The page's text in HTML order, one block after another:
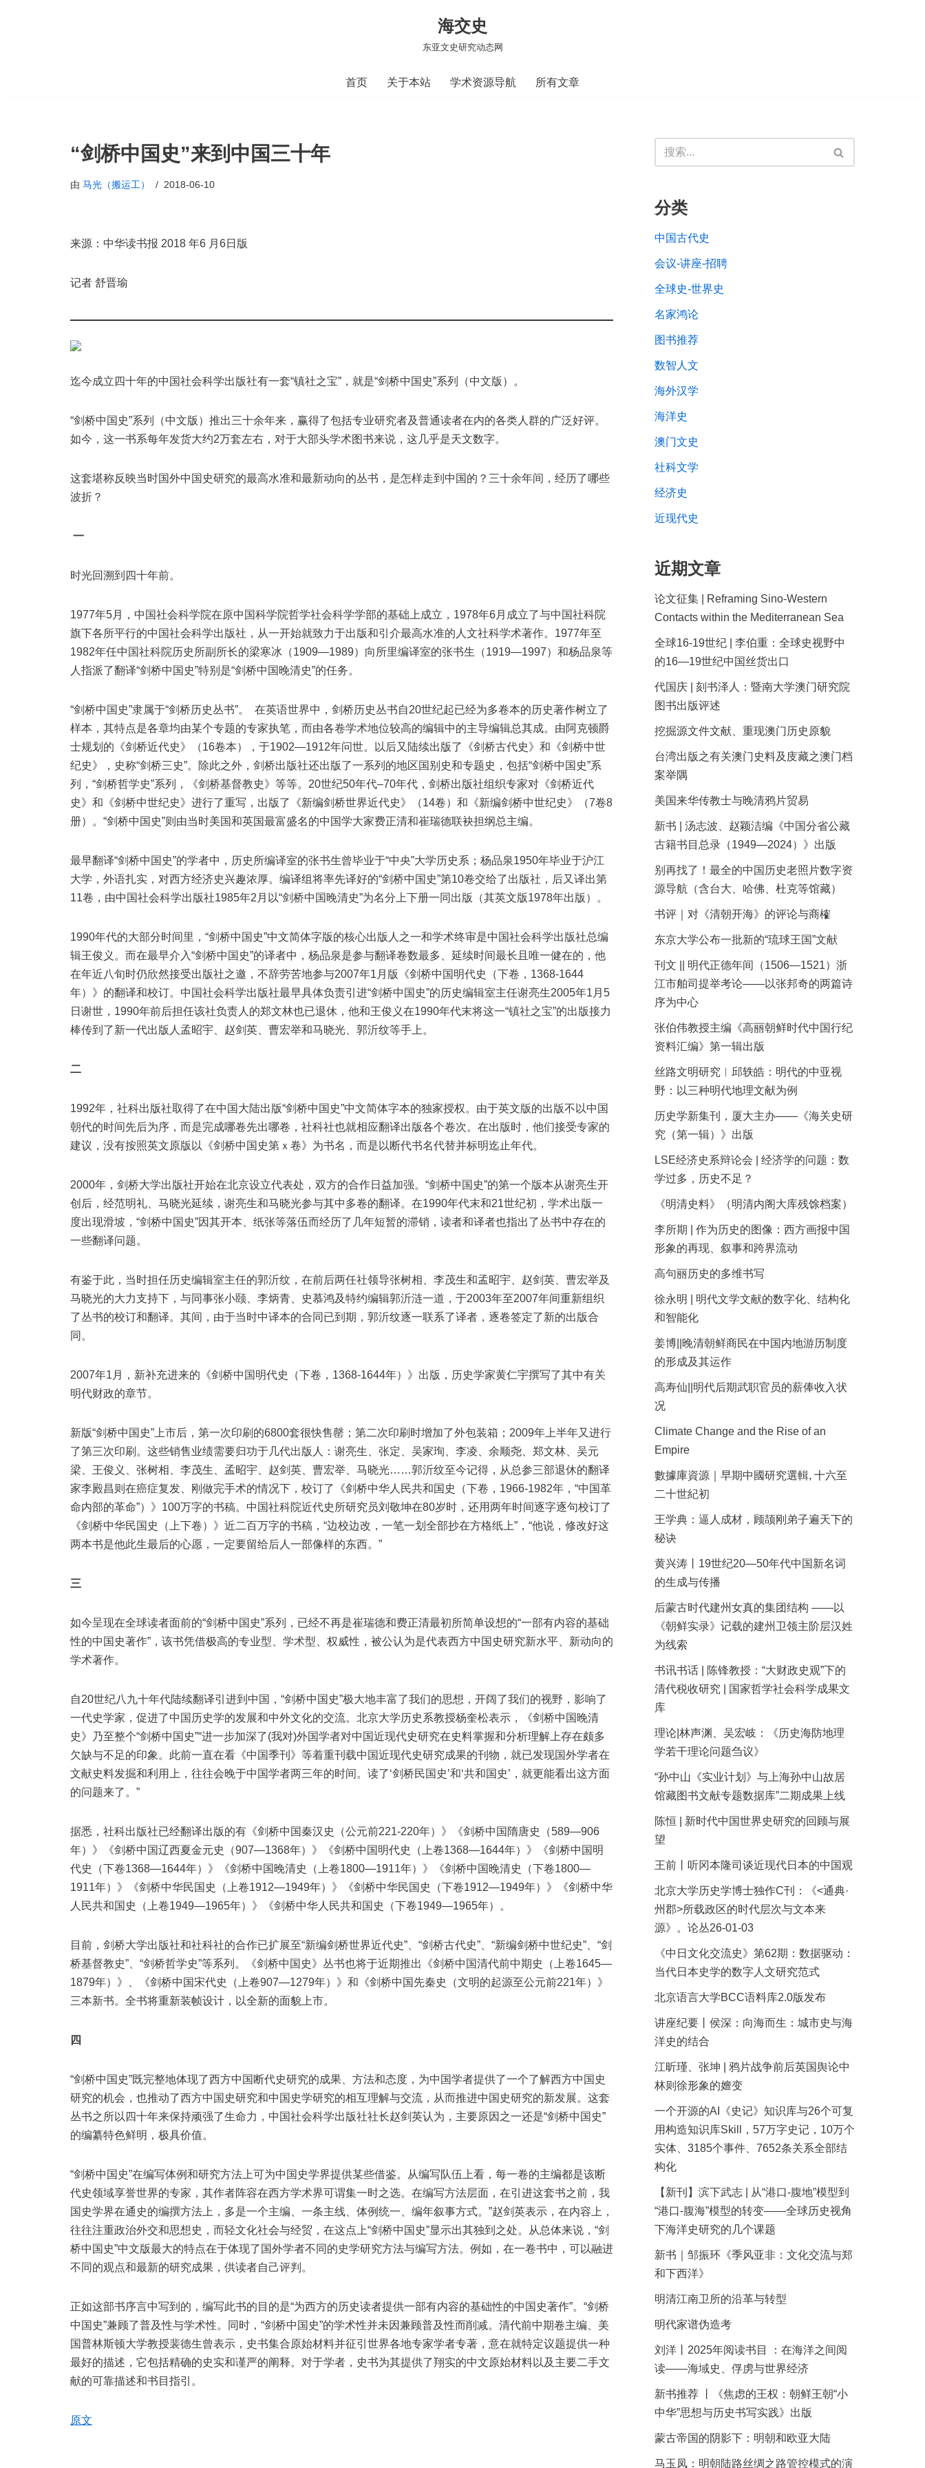
海交史
东亚文史研究动态网
首页 关于本站 学术资源导航 所有文章
“剑桥中国史”来到中国三十年
由 马光（搬运工） 2018-06-10
来源：中华读书报 2018 年6 月6日版
记者 舒晋瑜
迄今成立四十年的中国社会科学出版社有一套“镇社之宝”，就是“剑桥中国史”系列（中文版）。
“剑桥中国史”系列（中文版）推出三十余年来，赢得了包括专业研究者及普通读者在内的各类人群的广泛好评。
如今，这一书系每年发货大约2万套左右，对于大部头学术图书来说，这几乎是天文数字。
这套堪称反映当时国外中国史研究的最高水准和最新动向的丛书，是怎样走到中国的？三十余年间，经历了哪些
波折？
一
时光回溯到四十年前。
1977年5月，中国社会科学院在原中国科学院哲学社会科学学部的基础上成立，1978年6月成立了与中国社科院
旗下各所平行的中国社会科学出版社，从一开始就致力于出版和引介最高水准的人文社科学术著作。1977年至
1982年任中国社科院历史所副所长的梁寒冰（1909―1989）向所里编译室的张书生（1919―1997）和杨品泉等
人指派了翻译“剑桥中国史”特别是“剑桥中国晚清史”的任务。
“剑桥中国史”隶属于“剑桥历史丛书”。 在英语世界中，剑桥历史丛书自20世纪起已经为多卷本的历史著作树立了
样本，其特点是各章均由某个专题的专家执笔，而由各卷学术地位较高的编辑中的主导编辑总其成。由阿克顿爵
士规划的《剑桥近代史》（16卷本），于1902—1912年问世。以后又陆续出版了《剑桥古代史》和《剑桥中世
纪史》，史称“剑桥三史”。除此之外，剑桥出版社还出版了一系列的地区国别史和专题史，包括“剑桥中国史”系
列，“剑桥哲学史”系列，《剑桥基督教史》等等。20世纪50年代–70年代，剑桥出版社组织专家对《剑桥近代
史》和《剑桥中世纪史》进行了重写，出版了《新编剑桥世界近代史》（14卷）和《新编剑桥中世纪史》（7卷8
册）。“剑桥中国史”则由当时美国和英国最富盛名的中国学大家费正清和崔瑞德联袂担纲总主编。
最早翻译“剑桥中国史”的学者中，历史所编译室的张书生曾毕业于“中央”大学历史系；杨品泉1950年毕业于沪江
大学，外语扎实，对西方经济史兴趣浓厚。编译组将率先译好的“剑桥中国史”第10卷交给了出版社，后又译出第
11卷，由中国社会科学出版社1985年2月以“剑桥中国晚清史”为名分上下册一同出版（其英文版1978年出版）。
1990年代的大部分时间里，“剑桥中国史”中文简体字版的核心出版人之一和学术终审是中国社会科学出版社总编
辑王俊义。而在最早介入“剑桥中国史”的译者中，杨品泉是参与翻译卷数最多、延续时间最长且唯一健在的，他
在年近八旬时仍欣然接受出版社之邀，不辞劳苦地参与2007年1月版《剑桥中国明代史（下卷，1368-1644
年）》的翻译和校订。中国社会科学出版社最早具体负责引进“剑桥中国史”的历史编辑室主任谢亮生2005年1月5
日谢世，1990年前后担任该社负责人的郑文林也已退休，他和王俊义在1990年代末将这一“镇社之宝”的出版接力
棒传到了新一代出版人孟昭宇、赵剑英、曹宏举和马晓光、郭沂纹等手上。
二
1992年，社科出版社取得了在中国大陆出版“剑桥中国史”中文简体字本的独家授权。由于英文版的出版不以中国
朝代的时间先后为序，而是完成哪卷先出哪卷，社科社也就相应翻译出版各个卷次。在出版时，他们接受专家的
建议，没有按照英文原版以《剑桥中国史第ｘ卷》为书名，而是以断代书名代替并标明迄止年代。
2000年，剑桥大学出版社开始在北京设立代表处，双方的合作日益加强。“剑桥中国史”的第一个版本从谢亮生开
创后，经范明礼、马晓光延续，谢亮生和马晓光参与其中多卷的翻译。在1990年代末和21世纪初，学术出版一
度出现滑坡，“剑桥中国史”因其开本、纸张等落伍而经历了几年短暂的滞销，读者和译者也指出了丛书中存在的
一些翻译问题。
有鉴于此，当时担任历史编辑室主任的郭沂纹，在前后两任社领导张树相、李茂生和孟昭宇、赵剑英、曹宏举及
马晓光的大力支持下，与同事张小颐、李炳青、史慕鸿及特约编辑郭沂涟一道，于2003年至2007年间重新组织
了丛书的校订和翻译。其间，由于当时中译本的合同已到期，郭沂纹逐一联系了译者，逐卷签定了新的出版合
同。
2007年1月，新补充进来的《剑桥中国明代史（下卷，1368-1644年）》出版，历史学家黄仁宇撰写了其中有关
明代财政的章节。
新版“剑桥中国史”上市后，第一次印刷的6800套很快售罄；第二次印刷时增加了外包装箱；2009年上半年又进行
了第三次印刷。这些销售业绩需要归功于几代出版人：谢亮生、张定、吴家珣、李凌、余顺尧、郑文林、吴元
梁、王俊义、张树相、李茂生、孟昭宇、赵剑英、曹宏举、马晓光……郭沂纹至今记得，从总参三部退休的翻译
家李殿昌则在癌症复发、刚做完手术的情况下，校订了《剑桥中华人民共和国史（下卷，1966-1982年，“中国革
命内部的革命”）》100万字的书稿。中国社科院近代史所研究员刘敬坤在80岁时，还用两年时间逐字逐句校订了
《剑桥中华民国史（上下卷）》近二百万字的书稿，“边校边改，一笔一划全部抄在方格纸上”，“他说，修改好这
两本书是他此生最后的心愿，一定要留给后人一部像样的东西。”
三
如今呈现在全球读者面前的“剑桥中国史”系列，已经不再是崔瑞德和费正清最初所简单设想的“一部有内容的基础
性的中国史著作”，该书凭借极高的专业型、学术型、权威性，被公认为是代表西方中国史研究新水平、新动向的
学术著作。
自20世纪八九十年代陆续翻译引进到中国，“剑桥中国史”极大地丰富了我们的思想，开阔了我们的视野，影响了
一代史学家，促进了中国历史学的发展和中外文化的交流。北京大学历史系教授杨奎松表示，《剑桥中国晚清
史》乃至整个“剑桥中国史”“进一步加深了(我对)外国学者对中国近现代史研究在史料掌握和分析理解上存在颇多
欠缺与不足的印象。此前一直在看《中国季刊》等着重刊载中国近现代史研究成果的刊物，就已发现国外学者在
文献史料发掘和利用上，往往会晚于中国学者两三年的时间。读了‘剑桥民国史’和‘共和国史’，就更能看出这方面
的问题来了。”
据悉，社科出版社已经翻译出版的有《剑桥中国秦汉史（公元前221-220年）》《剑桥中国隋唐史（589—906
年）》《剑桥中国辽西夏金元史（907—1368年）》《剑桥中国明代史（上卷1368—1644年）》《剑桥中国明
代史（下卷1368—1644年）》《剑桥中国晚清史（上卷1800—1911年）》《剑桥中国晚清史（下卷1800—
1911年）》《剑桥中华民国史（上卷1912—1949年）》《剑桥中华民国史（下卷1912—1949年）》《剑桥中华
人民共和国史（上卷1949—1965年）》《剑桥中华人民共和国史（下卷1949—1965年）。
目前，剑桥大学出版社和社科社的合作已扩展至“新编剑桥世界近代史”、“剑桥古代史”、“新编剑桥中世纪史”、“剑
桥基督教史”、“剑桥哲学史”等系列。《剑桥中国史》丛书也将于近期推出《剑桥中国清代前中期史（上卷1645—
1879年）》、《剑桥中国宋代史（上卷907—1279年）》和《剑桥中国先秦史（文明的起源至公元前221年）》
三本新书。全书将重新装帧设计，以全新的面貌上市。
四
“剑桥中国史”既完整地体现了西方中国断代史研究的成果、方法和态度，为中国学者提供了一个了解西方中国史
研究的机会，也推动了西方中国史研究和中国史学研究的相互理解与交流，从而推进中国史研究的新发展。这套
丛书之所以四十年来保持顽强了生命力，中国社会科学出版社社长赵剑英认为，主要原因之一还是“剑桥中国史”
的编纂特色鲜明，极具价值。
“剑桥中国史”在编写体例和研究方法上可为中国史学界提供某些借鉴。从编写队伍上看，每一卷的主编都是该断
代史领域享誉世界的专家，其作者阵容在西方学术界可谓集一时之选。在编写方法层面，在引进这套书之前，我
国史学界在通史的编撰方法上，多是一个主编、一条主线、体例统一、编年叙事方式。”赵剑英表示，在内容上，
往往注重政治外交和思想史，而轻文化社会与经贸，在这点上“剑桥中国史”显示出其独到之处。从总体来说，“剑
桥中国史”中文版最大的特点在于体现了国外学者不同的史学研究方法与编写方法。例如，在一卷书中，可以融进
不同的观点和最新的研究成果，供读者自己评判。
正如这部书序言中写到的，编写此书的目的是“为西方的历史读者提供一部有内容的基础性的中国史著作”。“剑桥
中国史”兼顾了普及性与学术性。同时，“剑桥中国史”的学术性并未因兼顾普及性而削减。清代前中期卷主编、美
国普林斯顿大学教授裴德生曾表示，史书集合原始材料并征引世界各地专家学者专著，意在就特定议题提供一种
最好的描述，它包括精确的史实和谨严的阐释。对于学者，史书为其提供了翔实的中文原始材料以及主要二手文
献的可靠描述和书目指引。
原文
分类
中国古代史
会议-讲座-招聘
全球史-世界史
名家鸿论
图书推荐
数智人文
海外汉学
海洋史
澳门文史
社科文学
经济史
近现代史
近期文章
论文征集 | Reframing Sino-Western
Contacts within the Mediterranean Sea
全球16-19世纪 | 李伯重：全球史视野中
的16—19世纪中国丝货出口
代国庆 | 刻书泽人：暨南大学澳门研究院
图书出版评述
挖掘源文件文献、重现澳门历史原貌
台湾出版之有关澳门史料及庋藏之澳门档
案举隅
美国来华传教士与晚清鸦片贸易
新书 | 汤志波、赵颖洁编《中国分省公藏
古籍书目总录（1949—2024）》出版
别再找了！最全的中国历史老照片数字资
源导航（含台大、哈佛、杜克等馆藏）
书评｜对《清朝开海》的评论与商榷
东京大学公布一批新的“琉球王国”文献
刊文 || 明代正德年间（1506—1521）浙
江市舶司提举考论——以张邦奇的两篇诗
序为中心
张伯伟教授主编《高丽朝鲜时代中国行纪
资料汇编》第一辑出版
丝路文明研究︱邱轶皓：明代的中亚视
野：以三种明代地理文献为例
历史学新集刊，厦大主办——《海关史研
究（第一辑）》出版
LSE经济史系辩论会 | 经济学的问题：数
学过多，历史不足？
《明清史料》（明清内阁大库残馀档案）
李所期 | 作为历史的图像：西方画报中国
形象的再现、叙事和跨界流动
高句丽历史的多维书写
徐永明 | 明代文学文献的数字化、结构化
和智能化
姜博||晚清朝鲜商民在中国内地游历制度
的形成及其运作
高寿仙||明代后期武职官员的薪俸收入状
况
Climate Change and the Rise of an
Empire
數據庫資源｜早期中國研究選輯, 十六至
二十世紀初
王学典：逼人成材，顾颉刚弟子遍天下的
秘诀
黄兴涛丨19世纪20—50年代中国新名词
的生成与传播
后蒙古时代建州女真的集团结构 ——以
《朝鲜实录》记载的建州卫领主阶层汉姓
为线索
书讯书话 | 陈锋教授：“大财政史观”下的
清代税收研究 | 国家哲学社会科学成果文
库
理论|林声渊、吴宏岐：《历史海防地理
学若干理论问题刍议》
“孙中山《实业计划》与上海孙中山故居
馆藏图书文献专题数据库”二期成果上线
陈恒 | 新时代中国世界史研究的回顾与展
望
王前丨听冈本隆司谈近现代日本的中国观
北京大学历史学博士独作C刊：《<通典·
州郡>所载政区的时代层次与文本来
源》。论丛26-01-03
《中日文化交流史》第62期：数据驱动：
当代日本史学的数字人文研究范式
北京语言大学BCC语料库2.0版发布
讲座纪要丨侯深：向海而生：城市史与海
洋史的结合
江昕瑾、张坤 | 鸦片战争前后英国舆论中
林则徐形象的嬗变
一个开源的AI《史记》知识库与26个可复
用构造知识库Skill，57万字史记，10万个
实体、3185个事件、7652条关系全部结
构化
【新刊】滨下武志 | 从“港口-腹地”模型到
“港口-腹海”模型的转变——全球历史视角
下海洋史研究的几个课题
新书｜邹振环《季风亚非：文化交流与郑
和下西洋》
明清江南卫所的沿革与转型
明代家谱伪造考
刘洋丨2025年阅读书目 ：在海洋之间阅
读——海域史、俘虏与世界经济
新书推荐 丨《焦虑的王权：朝鲜王朝“小
中华”思想与历史书写实践》出版
蒙古帝国的阴影下：明朝和欧亚大陆
马玉凤：明朝陆路丝绸之路管控模式的演